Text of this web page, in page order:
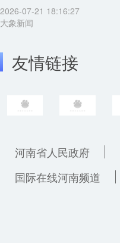
2026-07-21 18:16:27
大象新闻
友情链接
河南省人民政府
国际在线河南频道